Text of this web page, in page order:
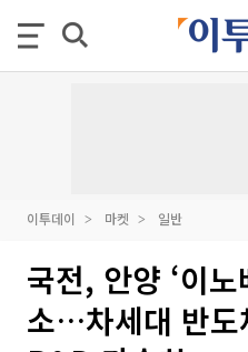
이투데이 마켓 일반
국전, 안양 ‘이
소…차세대 반도